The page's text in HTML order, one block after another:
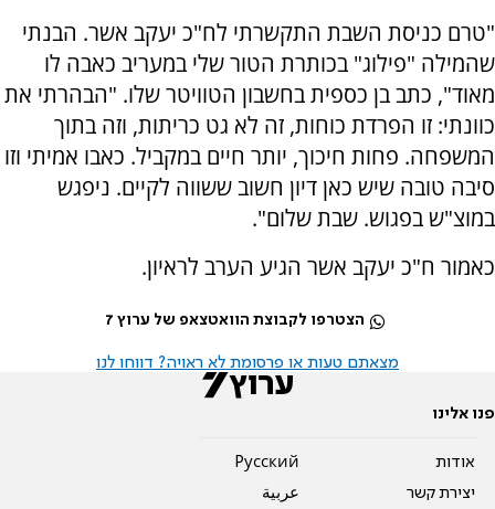
"‏טרם כניסת השבת התקשרתי לח"כ יעקב אשר. הבנתי
שהמילה "פילוג" בכותרת הטור שלי במעריב כאבה לו
מאוד", כתב בן כספית בחשבון הטוויטר שלו. "הבהרתי את
כוונתי: זו הפרדת כוחות, זה לא גט כריתות, וזה בתוך
המשפחה. פחות חיכוך, יותר חיים במקביל. כאבו אמיתי וזו
סיבה טובה שיש כאן דיון חשוב ששווה לקיים. ניפגש
במוצ"ש בפגוש. שבת שלום".
כאמור ח"כ יעקב אשר הגיע הערב לראיון.
הצטרפו לקבוצת הוואטצאפ של ערוץ 7
מצאתם טעות או פרסומת לא ראויה? דווחו לנו
פנו אלינו
אודות
יצירת קשר
Pусский
عربية